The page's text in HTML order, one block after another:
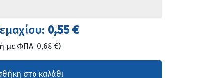
0,55 €
με ΦΠΑ: 0,68 €)